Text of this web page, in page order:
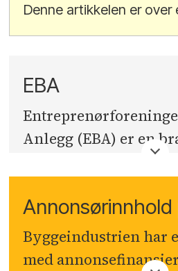
Denne artikkelen er over
EBA
Anlegg (EBA) er en
Landsforening (BNL)
Næringslivets
(NHO).
Byggeindustrien har
med